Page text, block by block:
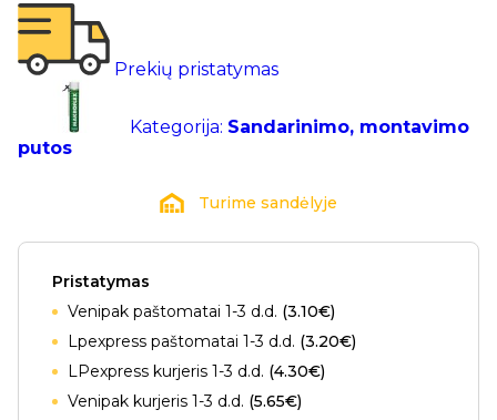
Prekių pristatymas
Kategorija: Sandarinimo, montavimo
putos
Turime sandėlyje
Pristatymas
Venipak paštomatai 1-3 d.d. (3.10€)
Lpexpress paštomatai 1-3 d.d. (3.20€)
LPexpress kurjeris 1-3 d.d. (4.30€)
Venipak kurjeris 1-3 d.d. (5.65€)